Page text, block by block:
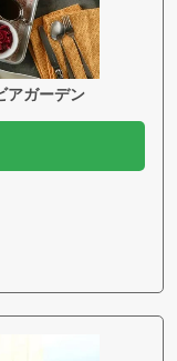
アガーデン